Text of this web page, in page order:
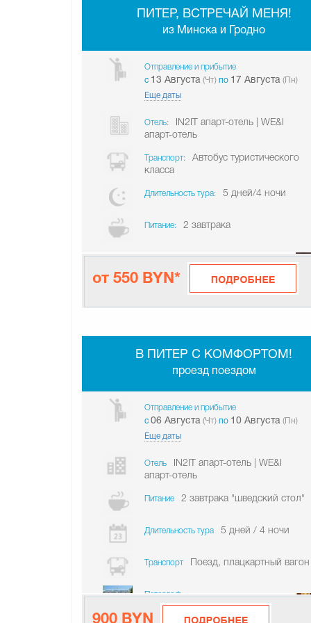
ПИТЕР, ВСТРЕЧАЙ МЕНЯ!
из Минска и Гродно
Отправление и прибытие
c 13 Августа (Чт) по 17 Августа (Пн)
Еще даты
Отель:
IN2IT апарт-отель | WE&I
апарт-отель
Транспорт:
Автобус туристического
класса
Длительность тура: 5 дней/4 ночи
Питание: 2 завтрака
от 550 BYN*
В ПИТЕР С КОМФОРТОМ!
проезд поездом
Отправление и прибытие
c 06 Августа (Чт) по 10 Августа (Пн)
Еще даты
Отель
IN2IT апарт-отель | WE&I
апарт-отель
Питание 2 завтрака "шведский стол"
Длительность тура 5 дней / 4 ночи
Транспорт Поезд, плацкартный вагон
Петергоф
900 BYN